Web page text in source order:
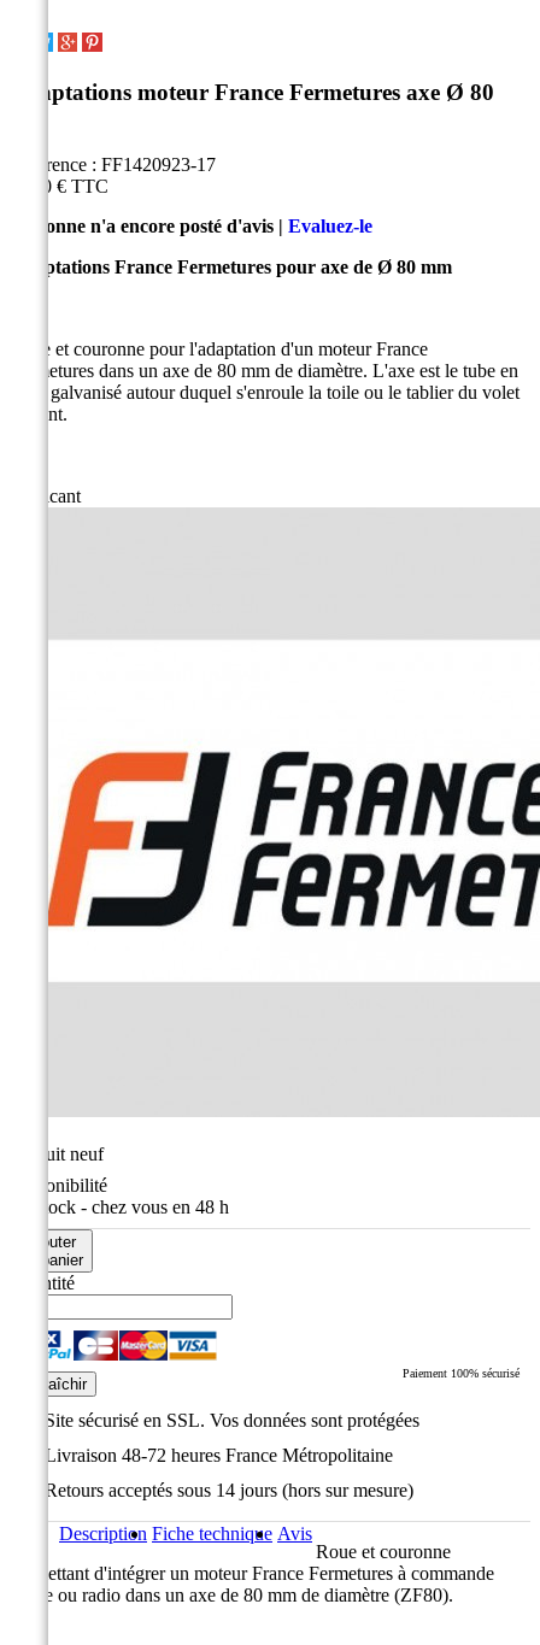
Adaptations moteur France Fermetures axe Ø 80
Référence : FF1420923-17
11,10 € TTC
Personne n'a encore posté d'avis | Evaluez-le
Adaptations France Fermetures pour axe de Ø 80 mm
Roue et couronne pour l'adaptation d'un moteur France
Fermetures dans un axe de 80 mm de diamètre. L'axe est le tube en
acier galvanisé autour duquel s'enroule la toile ou le tablier du volet
roulant.
Fabricant
Produit neuf
Disponibilité
En stock - chez vous en 48 h
Ajouter
au panier
Quantité
Paiement 100% sécurisé
Site sécurisé en SSL. Vos données sont protégées
Livraison 48-72 heures France Métropolitaine
Retours acceptés sous 14 jours (hors sur mesure)
Description Fiche technique Avis
Roue et couronne
permettant d'intégrer un moteur France Fermetures à commande
filaire ou radio dans un axe de 80 mm de diamètre (ZF80).